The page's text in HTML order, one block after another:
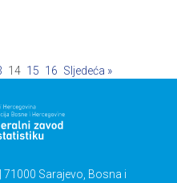
14 15 16 Sljedeća »
71000 Sarajevo, Bosna i